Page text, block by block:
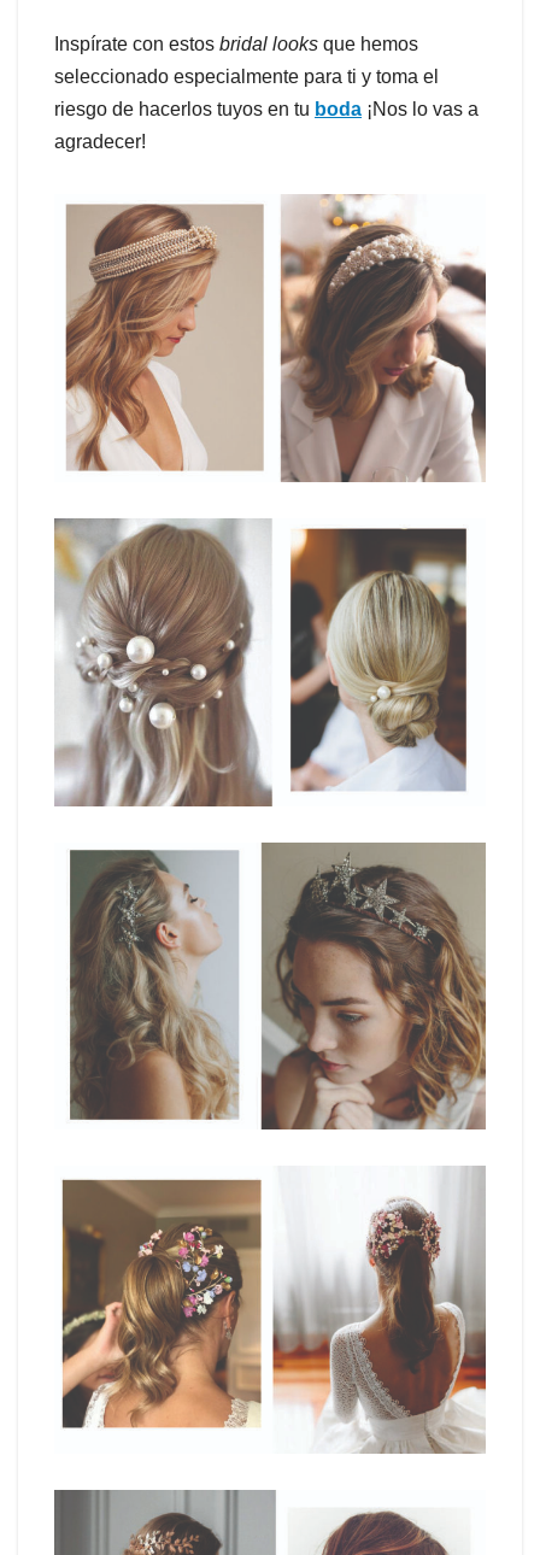
Inspírate con estos bridal looks que hemos
seleccionado especialmente para ti y toma el
riesgo de hacerlos tuyos en tu boda ¡Nos lo vas a
agradecer!